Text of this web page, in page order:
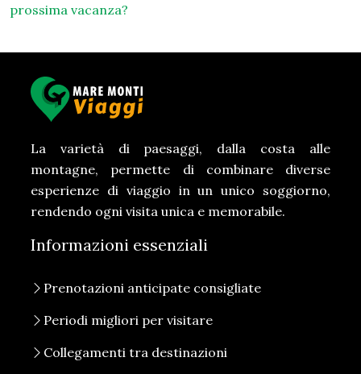
prossima vacanza?
La varietà di paesaggi, dalla costa alle
montagne, permette di combinare diverse
esperienze di viaggio in un unico soggiorno,
rendendo ogni visita unica e memorabile.
Informazioni essenziali
Prenotazioni anticipate consigliate
Periodi migliori per visitare
Collegamenti tra destinazioni